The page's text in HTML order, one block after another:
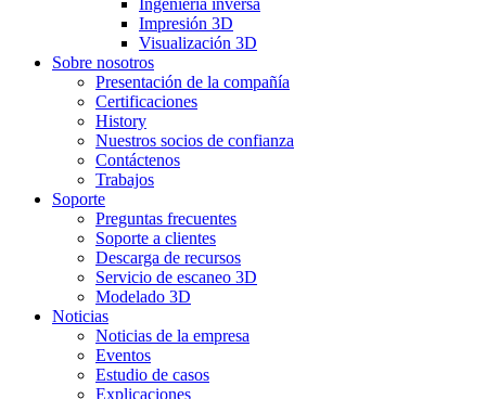
Ingeniería inversa
Impresión 3D
Visualización 3D
Sobre nosotros
Presentación de la compañía
Certificaciones
History
Nuestros socios de confianza
Contáctenos
Trabajos
Soporte
Preguntas frecuentes
Soporte a clientes
Descarga de recursos
Servicio de escaneo 3D
Modelado 3D
Noticias
Noticias de la empresa
Eventos
Estudio de casos
Explicaciones